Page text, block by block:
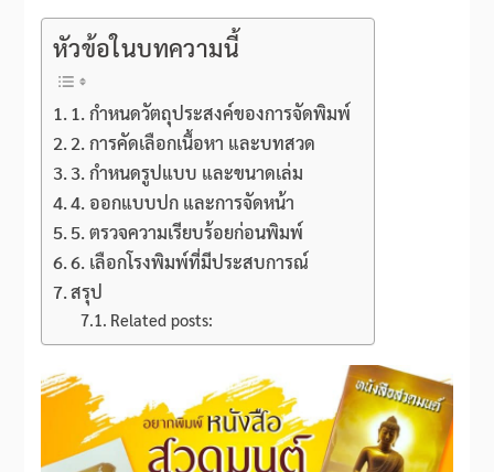
หัวข้อในบทความนี้
1. กำหนดวัตถุประสงค์ของการจัดพิมพ์
2. การคัดเลือกเนื้อหา และบทสวด
3. กำหนดรูปแบบ และขนาดเล่ม
4. ออกแบบปก และการจัดหน้า
5. ตรวจความเรียบร้อยก่อนพิมพ์
6. เลือกโรงพิมพ์ที่มีประสบการณ์
สรุป
Related posts: